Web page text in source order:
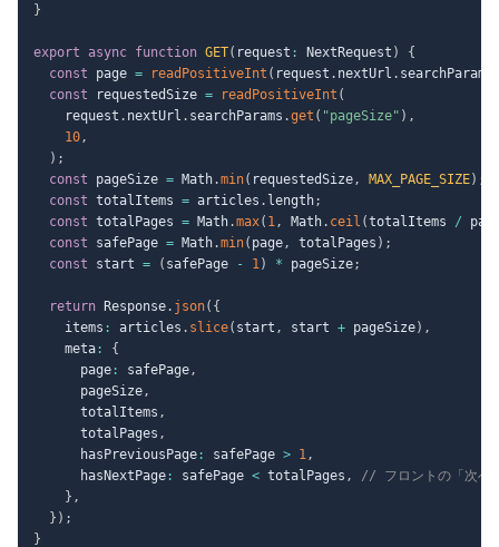
}
export async function GET( request : NextRequest )
{
const page = readPositiveInt ( request . nextUrl . searchParams
const requestedSize = readPositiveInt (
    request
. nextUrl . searchParams .get ( "pageSize" ) ,
10,
) ;
const pageSize = Math.min( requestedSize, MAX_PAGE_SIZE) ;
const totalItems = articles . length;
const totalPages = Math.max( 1, Math. ceil (totalItems /
const safePage = Math.min( page, totalPages ) ;
const start = ( safePage - 1) * pageSize;
return Response. json( {
    items
: articles . slice( start , start + pageSize) ,
    meta
:
{
      page
: safePage,
      pageSize
,
      totalItems
,
      totalPages
,
      hasPreviousPage
: safePage > 1,
      hasNextPage
: safePage < totalPages ,
// フロントの「次へ
} ,
} ) ;
}